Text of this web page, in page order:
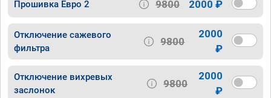
Прошивка Евро 2 9800 2000 ₽
Отключение сажевого
фильтра
9800
2000
₽
Отключение вихревых
заслонок
9800
2000
₽